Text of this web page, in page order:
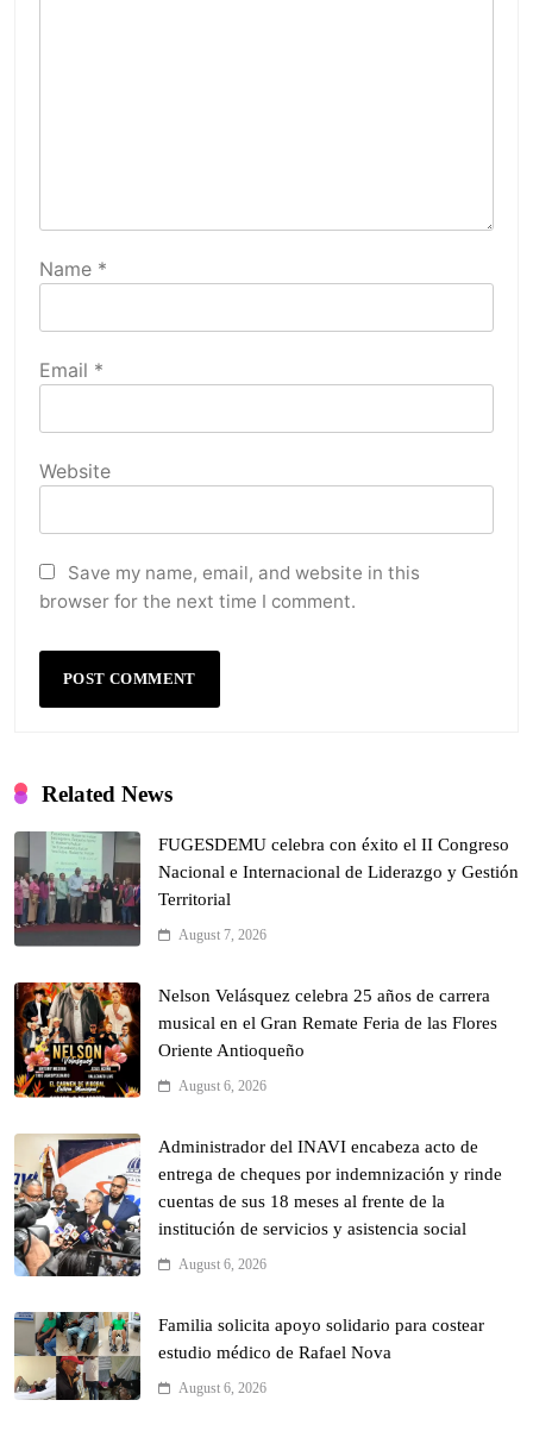
Name *
Email *
Website
Save my name, email, and website in this
browser for the next time I comment.
Related News
FUGESDEMU celebra con éxito el II Congreso
Nacional e Internacional de Liderazgo y Gestión
Territorial
August 7, 2026
Nelson Velásquez celebra 25 años de carrera
musical en el Gran Remate Feria de las Flores
Oriente Antioqueño
August 6, 2026
Administrador del INAVI encabeza acto de
entrega de cheques por indemnización y rinde
cuentas de sus 18 meses al frente de la
institución de servicios y asistencia social
August 6, 2026
Familia solicita apoyo solidario para costear
estudio médico de Rafael Nova
August 6, 2026